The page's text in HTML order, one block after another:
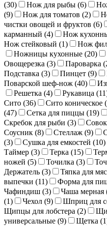
(30) Нож для рыбы (6)
(9) Нож для томатов (2)
чистки овощей и фруктов (6)
карманный (4) Нож
Нож стейковый (1) Нож
Ножницы кухонные (20)
Овощерезка (3) Пароварка (
Подставка (3) Пинцет (9)
Поварской шеф-нож (40)
Решетка (4) Рукавица (11
Сито (36) Сито коническое (
(47) Сетка для пиццы (19)
Скребок для рыби (3)
Соусник (8) Стеллаж (9)
(3) Сушка для емкостей (10)
Таймер (3) Терка (15)
ножей (5) Точилка (3)
Держатель (3) Тяпка для
выпечки (11) Форма для
Чафиндиш (3) Чаша мерная
(1) Чехол (9) Шприц для
Щипцы для лобстера (2)
универсальные (9) Щетка (1